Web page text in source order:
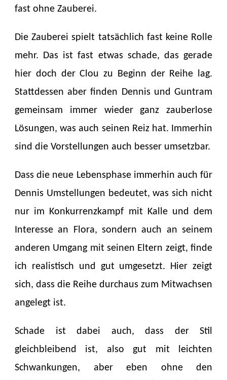
fast ohne Zauberei.
Die Zauberei spielt tatsächlich fast keine Rolle
mehr. Das ist fast etwas schade, das gerade
hier doch der Clou zu Beginn der Reihe lag.
Stattdessen aber finden Dennis und Guntram
gemeinsam immer wieder ganz zauberlose
Lösungen, was auch seinen Reiz hat. Immerhin
sind die Vorstellungen auch besser umsetzbar.
Dass die neue Lebensphase immerhin auch für
Dennis Umstellungen bedeutet, was sich nicht
nur im Konkurrenzkampf mit Kalle und dem
Interesse an Flora, sondern auch an seinem
anderen Umgang mit seinen Eltern zeigt, finde
ich realistisch und gut umgesetzt. Hier zeigt
sich, dass die Reihe durchaus zum Mitwachsen
angelegt ist.
Schade ist dabei auch, dass der Stil
gleichbleibend ist, also gut mit leichten
Schwankungen, aber eben ohne den